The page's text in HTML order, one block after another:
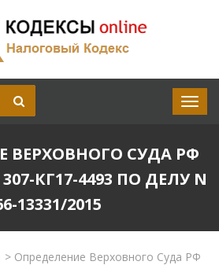
ВЕРХОВНОГО СУДА РФ
307-КГ17-4493 ПО ДЕЛУ N
13331/2015
>Определение Верховного Суда РФ